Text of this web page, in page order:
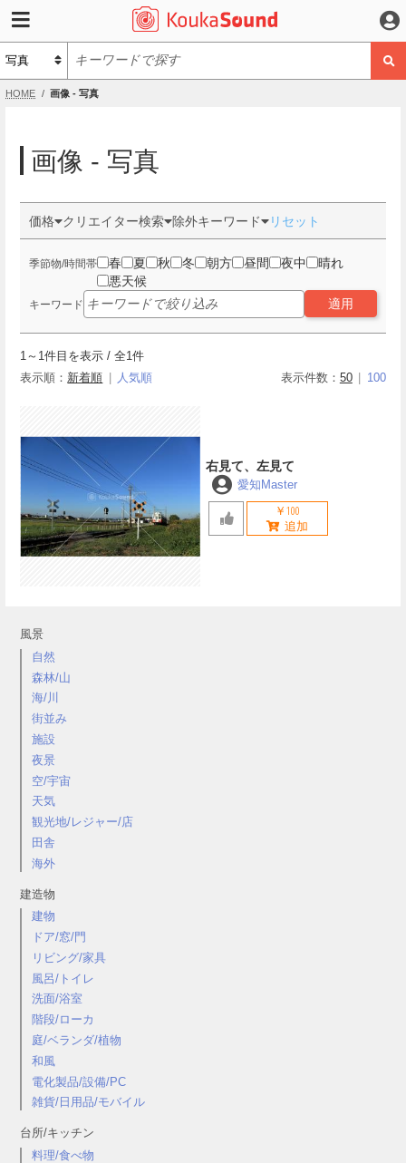
HOME 画像 - 写真
風景
自然
森林/山
海/川
街並み
施設
夜景
空/宇宙
天気
観光地/レジャー/店
田舎
海外
建造物
建物
ドア/窓/門
リビング/家具
風呂/トイレ
洗面/浴室
階段/ローカ
庭/ベランダ/植物
和風
電化製品/設備/PC
雑貨/日用品/モバイル
台所/キッチン
料理/食べ物
画像 - 写真
価格 クリエイター検索 除外キーワード リセット
季節物/時間帯 春 夏 秋 冬 朝方 昼間 夜中
晴れ
悪天候
キーワード 適用
1 ～ 1件目を表示 / 全1件
表示順： 新着順 人気順 表示件数： 50 100
右見て、左見て
愛知Master
￥100